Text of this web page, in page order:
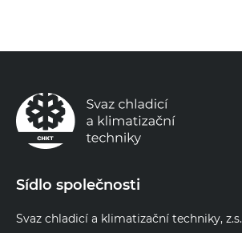
Sídlo společnosti
Svaz chladicí a klimatizační techniky, z.s.